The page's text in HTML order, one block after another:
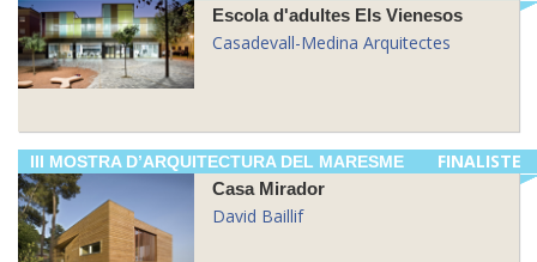
Escola d'adultes Els Vienesos
Casadevall-Medina Arquitectes
FINALISTE
III MOSTRA D’ARQUITECTURA DEL MARESME
Casa Mirador
David Baillif